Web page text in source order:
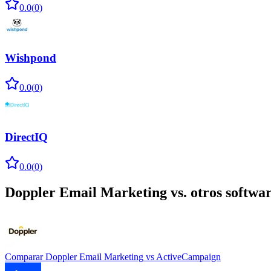
0.0(0)
Wishpond
0.0(0)
DirectIQ
0.0(0)
Doppler Email Marketing vs. otros
Comparar Doppler Email Marketing vs ActiveCampaign